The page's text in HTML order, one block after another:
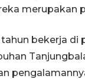
merupakan
bekerja di